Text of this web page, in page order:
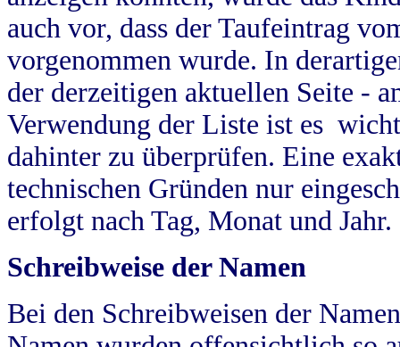
auch vor, dass der Taufeintrag
vorgenommen wurde. In
der derzeitigen aktuellen Seite -
Verwendung der Liste ist es
dahinter zu überprüfen. Eine
technischen Gründen nur
erfolgt nach Tag, Monat und Jahr.
Schreibweise der Namen
Bei den Schreibweisen der